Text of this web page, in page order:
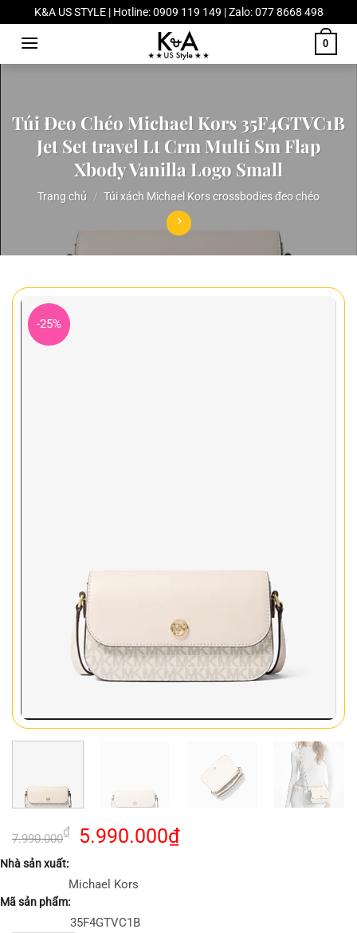
Chuyển
đến
dung
K&A US STYLE | Hotline: 0909 119 149 | Zalo: 077 8668 498
0
Túi Đeo Chéo Michael Kors 35F4GTVC1B
Jet Set travel Lt Crm Multi Sm Flap
Xbody Vanilla Logo Small
Trang chủ / Túi xách Michael Kors crossbodies đeo chéo
-25%
7.990.000₫
Giá
là:
7.990.000₫.
5.990.000₫Giá
hiện
Nhà sản xuất:
Michael Kors
Mã sản phẩm:
35F4GTVC1B